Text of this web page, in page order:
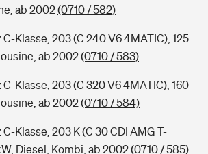
ab 2002(0710 / 582)
Klasse, 203 (C 240 V6 4MATIC), 125
ab 2002(0710 / 583)
Klasse, 203 (C 320 V6 4MATIC), 160
ab 2002(0710 / 584)
Klasse, 203 K (C 30 CDI AMG T-
Diesel, Kombi, ab 2002(0710 / 585)